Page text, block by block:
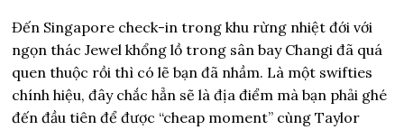
Đến Singapore check-in trong khu rừng nhiệt đới với
ngọn thác Jewel khổng lồ trong sân bay Changi đã quá
quen thuộc rồi thì có lẽ bạn đã nhầm. Là một swifties
chính hiệu, đây chắc hẳn sẽ là địa điểm mà bạn phải ghé
đến đầu tiên để được “cheap moment” cùng Taylor